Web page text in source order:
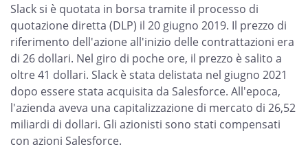
Slack si è quotata in borsa tramite il processo di
quotazione diretta (DLP) il 20 giugno 2019. Il prezzo di
riferimento dell'azione all'inizio delle contrattazioni era
di 26 dollari. Nel giro di poche ore, il prezzo è salito a
oltre 41 dollari. Slack è stata delistata nel giugno 2021
dopo essere stata acquisita da Salesforce. All'epoca,
l'azienda aveva una capitalizzazione di mercato di 26,52
miliardi di dollari. Gli azionisti sono stati compensati
con azioni Salesforce.